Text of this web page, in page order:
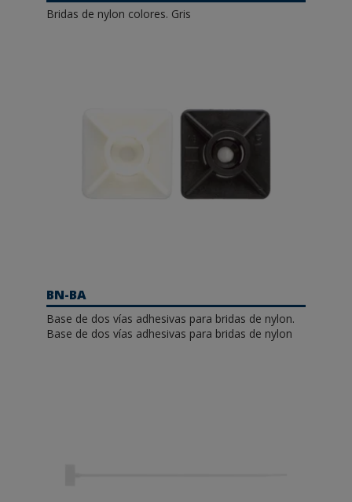
Bridas de nylon colores. Gris
BN-BA
Base de dos vías adhesivas para bridas de nylon.
Base de dos vías adhesivas para bridas de nylon